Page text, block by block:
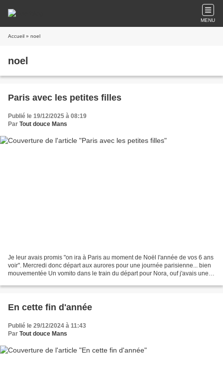
MENU
Accueil » noel
noel
Paris avec les petites filles
Publié le 19/12/2025 à 08:19
Par Tout douce Mans
Je leur avais promis "on ira à Paris au moment de Noël l'année de vos 6 ans
voir". Mercredi donc départ aux aurores pour une journée parisienne... bien
mouvementée Un vomito dans le train du départ pour Nora, ouf j'avais une
En cette fin d'année
Publié le 29/12/2024 à 11:43
Par Tout douce Mans